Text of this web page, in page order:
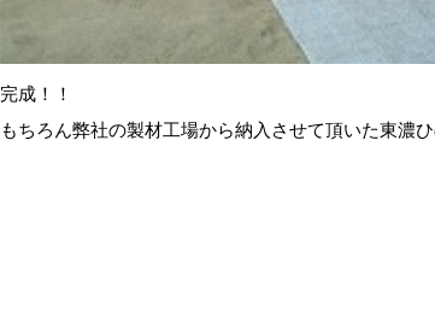
完成！！
もちろん弊社の製材工場から納入させて頂いた東濃ひ